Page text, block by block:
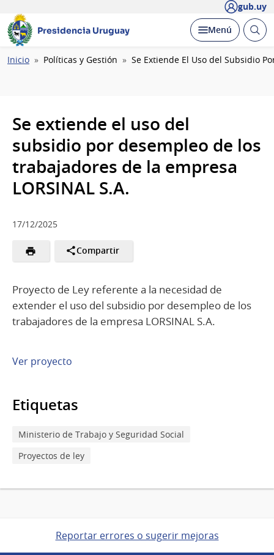
gub.uy
Presidencia Uruguay Desplegar
Menú Abrir
Ruta
Inicio Políticas y Gestión Se Extiende El Uso del Subsidio
Se extiende el uso del
subsidio por desempleo de los
trabajadores de la empresa
LORSINAL S.A.
17/12/2025
Compartir
Proyecto de Ley referente a la necesidad de
extender el uso del subsidio por desempleo de los
trabajadores de la empresa LORSINAL S.A.
Ver proyecto
Etiquetas
Ministerio de Trabajo y Seguridad Social
Proyectos de ley
Reportar errores o sugerir mejoras